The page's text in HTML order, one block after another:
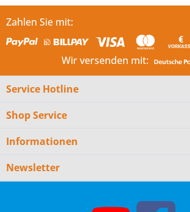
Zahlen Sie mit:
Wir versenden mit:
Service Hotline
Shop Service
Informationen
Newsletter